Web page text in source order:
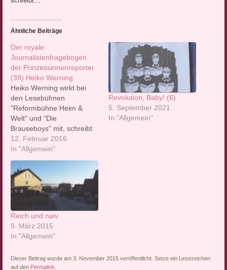
Ähnliche Beiträge
Der royale
Journalistenfragebogen
der Prinzessinnenreporter
(39) Heiko Werning
Heiko Werning wirkt bei
den Lesebühnen
"Reformbühne Heim &
Welt" und "Die
Brauseboys" mit, schreibt
für Titanic, taz und Jungle
World und ist Redakteur
von Fachmagazinen über
Reptilien und Amphibien.
Der Journalist – das
unbekannte Wesen. Wir
wissen zumindest:
Journalisten sind
vielbeschäftigte Leute.
Dennoch baten wir
ausgewählte Exemplare,
12. Februar 2016
In "Allgemein"
Revolution, Baby! (6)
5. September 2021
In "Allgemein"
Reich und naiv
9. März 2015
In "Allgemein"
Dieser Beitrag wurde am 3. November 2015 veröffentlicht. Setze ein Lesezeichen
auf den Permalink